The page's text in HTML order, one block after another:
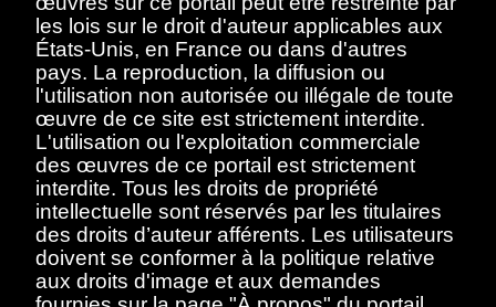
< Toutes les séries
Suzanne Duchamp sur la plage
Afficher éléments << < > >>
Aucun résultat
les lois sur le droit d'auteur applicables aux
États-Unis, en France ou dans d'autres
pays. La reproduction, la diffusion ou
l'utilisation non autorisée ou illégale de toute
œuvre de ce site est strictement interdite.
L'utilisation ou l'exploitation commerciale
des œuvres de ce portail est strictement
interdite. Tous les droits de propriété
intellectuelle sont réservés par les titulaires
des droits d’auteur afférents. Les utilisateurs
doivent se conformer à la politique relative
aux droits d'image et aux demandes